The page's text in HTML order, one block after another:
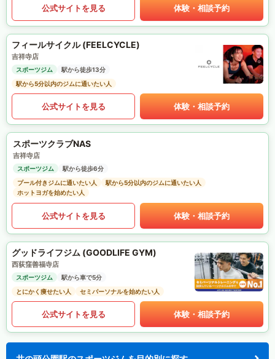
公式サイトを見る 体験・相談予約
フィールサイクル (FEELCYCLE)
吉祥寺店
スポーツジム
駅から徒歩13分
駅から5分以内のジムに通いたい人
公式サイトを見る 体験・相談予約
スポーツクラブNAS
吉祥寺店
スポーツジム
駅から徒歩6分
プール付きジムに通いたい人
駅から5分以内のジムに通いたい人
ホットヨガを始めたい人
公式サイトを見る 体験・相談予約
グッドライフジム (GOODLIFE GYM)
西荻窪善福寺店
スポーツジム
駅から車で5分
とにかく痩せたい人
セミパーソナルを始めたい人
公式サイトを見る 体験・相談予約